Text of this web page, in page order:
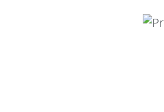
Bildergalerie überspringen